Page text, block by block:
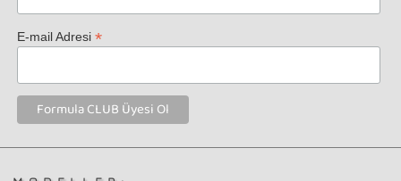
E-mail Adresi*